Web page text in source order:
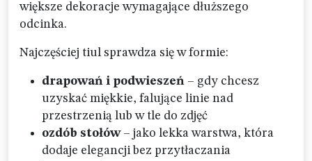
większe dekoracje wymagające dłuższego
odcinka.
Najczęściej tiul sprawdza się w formie:
drapowań i podwieszeń – gdy chcesz
uzyskać miękkie, falujące linie nad
przestrzenią lub w tle do zdjęć
ozdób stołów– jako lekka warstwa, która
dodaje elegancji bez przytłaczania